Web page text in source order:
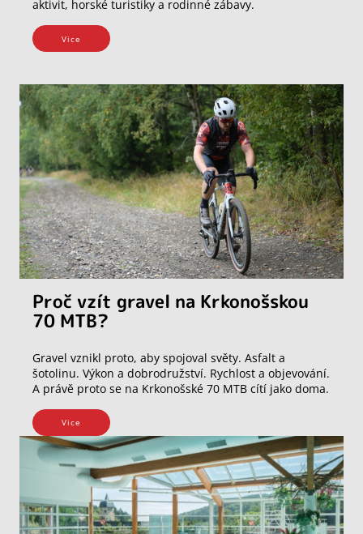
aktivit, horské turistiky a rodinné zábavy.
Vice
Proč vzít gravel na Krkonošskou
70 MTB?
Gravel vznikl proto, aby spojoval světy. Asfalt a
šotolinu. Výkon a dobrodružství. Rychlost a objevování.
A právě proto se na Krkonošské 70 MTB cítí jako doma.
Vice